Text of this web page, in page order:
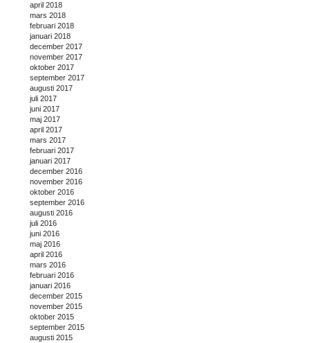
april 2018
mars 2018
februari 2018
januari 2018
december 2017
november 2017
oktober 2017
september 2017
augusti 2017
juli 2017
juni 2017
maj 2017
april 2017
mars 2017
februari 2017
januari 2017
december 2016
november 2016
oktober 2016
september 2016
augusti 2016
juli 2016
juni 2016
maj 2016
april 2016
mars 2016
februari 2016
januari 2016
december 2015
november 2015
oktober 2015
september 2015
augusti 2015